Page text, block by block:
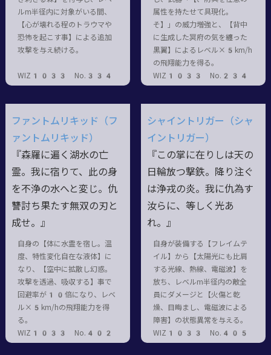
ルm半径内に対象がいる間、
【心が壊れる程のトラウマや
恐怖を起こす事】による追加
攻撃を与え続ける。
WIZ1033 No.334
属性を持たせて具現化。
そ】」の威力増強と、【背中
に生成した冥府の気を纏った
黒翼】によるレベル×5km/h
の飛翔能力を得る。
WIZ1033 No.234
ファントムリキッド（フ
ァントムリキッド）
『森羅に遍く湖水の亡
霊。我に宿りて、此の身
を不浄の水へと変じ。仇
讐討ち果たす無双の刃と
成せ。』
自身の【体に水霊を宿し。温
度、特性変化自在な液体】に
なり、【空中に拡散し幻惑。
攻撃を透過、吸収する】事で
回避率が10倍になり、レベ
ル×5km/hの飛翔能力を得
る。
WIZ1033 No.402
シャイントリガー（シャ
イントリガー）
『この掌に在りしは天の
日輪放つ撃鉄。降り注ぐ
は浄戎の炎。我に仇為す
汝らに、等しく光あ
れ。』
自身が装備する【フレイムテ
イル】から【太陽光にも比肩
する光線、熱線、電磁波】を
放ち、レベルm半径内の敵全
員にダメージと【火傷と乾
燥、目晦まし、電磁波による
障害】の状態異常を与える。
WIZ1033 No.405